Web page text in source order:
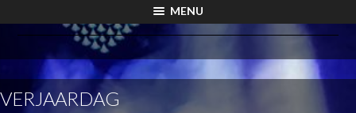
MENU
VERJAARDAG